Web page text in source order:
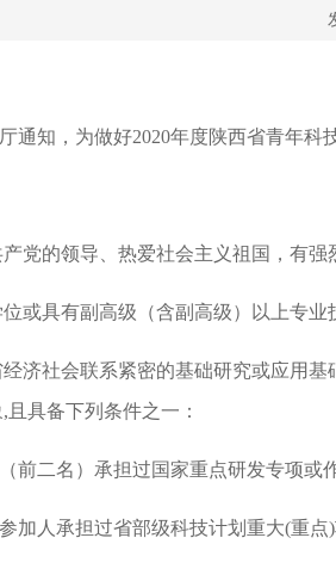
知，为做好2020年度陕西省青年科
产党的领导、热爱社会主义祖国，有
位或具有副高级（含副高级）以上专
经济社会联系紧密的基础研究或应用
具备下列条件之一：
前二名）承担过国家重点研发专项或
加人承担过省部级科技计划重大(重